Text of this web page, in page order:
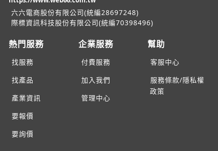
六六電商股份有限公司(統編28697248)
際標資訊科技股份有限公司(統編70398496)
熱門服務
找服務
找產品
產業資訊
要報價
要詢價
企業服務
付費服務
加入我們
管理中心
幫助
客服中心
服務條款/隱私權
政策